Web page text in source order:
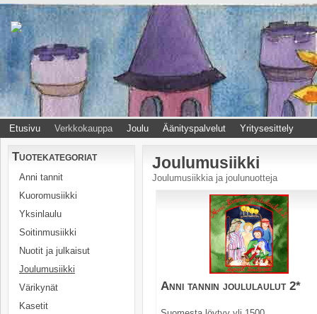
Etusivu Verkkokauppa Joulu Äänityspalvelut Yritysesittely
Tuotekategoriat
Anni tannit
Kuoromusiikki
Yksinlaulu
Soitinmusiikki
Nuotit ja julkaisut
Joulumusiikki
Värikynät
Kasetit
Joulumusiikki
Joulumusiikkia ja joulunuotteja
Anni tannin joululaulut 2*